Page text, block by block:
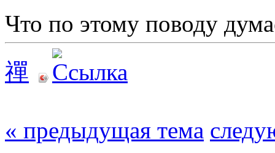
Что по этому поводу
禪
« предыдущая тема